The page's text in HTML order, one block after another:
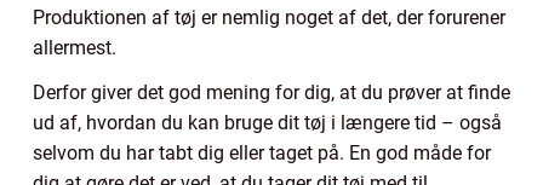
Produktionen af tøj er nemlig noget af det, der forurener
allermest.
Derfor giver det god mening for dig, at du prøver at finde
ud af, hvordan du kan bruge dit tøj i længere tid – også
selvom du har tabt dig eller taget på. En god måde for